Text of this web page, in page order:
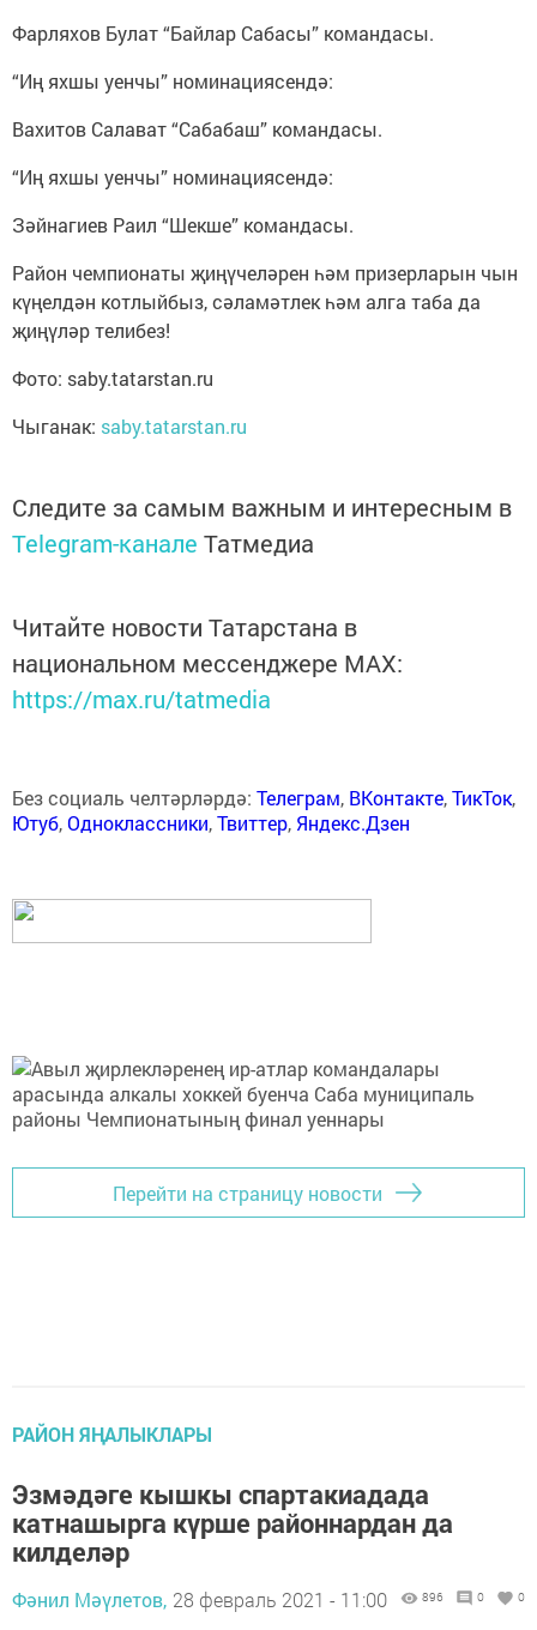
Фарляхов Булат “Байлар Сабасы” командасы.
“Иң яхшы уенчы” номинациясендә:
Вахитов Салават “Сабабаш” командасы.
“Иң яхшы уенчы” номинациясендә:
Зәйнагиев Раил “Шекше” командасы.
Район чемпионаты җиңүчеләрен һәм призерларын чын
күңелдән котлыйбыз, сәламәтлек һәм алга таба да
җиңүләр телибез!
Фото: saby.tatarstan.ru
Чыганак: saby.tatarstan.ru
Следите за самым важным и интересным в
Telegram-канале Татмедиа
Читайте новости Татарстана в
национальном мессенджере MАХ:
https://max.ru/tatmedia
Без социаль челтәрләрдә: Телеграм, ВКонтакте,ТикТок,
Ютуб,Одноклассники,Твиттер, Яндекс.Дзен
Перейти на страницу новости
РАЙОН ЯҢАЛЫКЛАРЫ
Эзмәдәге кышкы спартакиадада
катнашырга күрше районнардан да
килделәр
Фәнил Мәүлетов, 28 февраль 2021 - 11:00 896 0 0